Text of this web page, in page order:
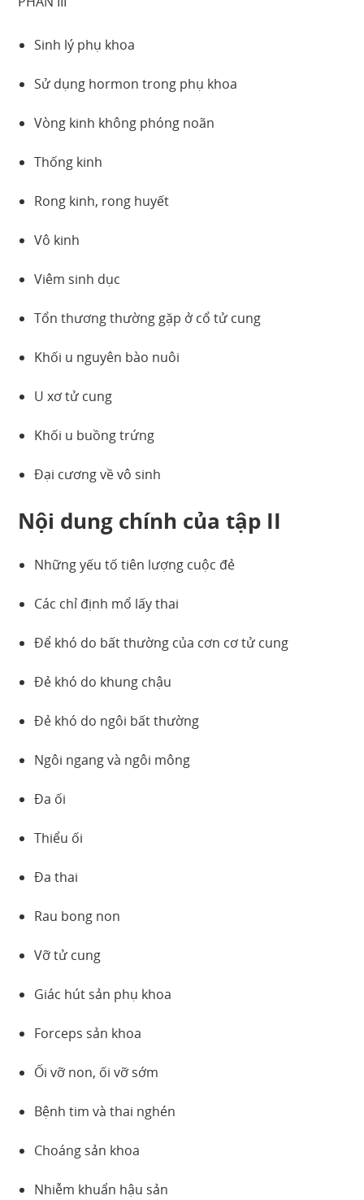
Sinh lý phụ khoa
Sử dụng hormon trong phụ khoa
Vòng kinh không phóng noãn
Thống kinh
Rong kinh, rong huyết
Vô kinh
Viêm sinh dục
Tổn thương thường gặp ở cổ tử cung
Khối u nguyên bào nuôi
U xơ tử cung
Khối u buồng trứng
Đại cương về vô sinh
Nội dung chính của tập II
Những yếu tố tiên lượng cuộc đẻ
Các chỉ định mổ lấy thai
Để khó do bất thường của cơn cơ tử cung
Đẻ khó do khung chậu
Đẻ khó do ngôi bất thường
Ngôi ngang và ngôi mông
Đa ối
Thiểu ối
Đa thai
Rau bong non
Vỡ tử cung
Giác hút sản phụ khoa
Forceps sản khoa
Ối vỡ non, ối vỡ sớm
Bệnh tim và thai nghén
Choáng sản khoa
Nhiễm khuẩn hậu sản